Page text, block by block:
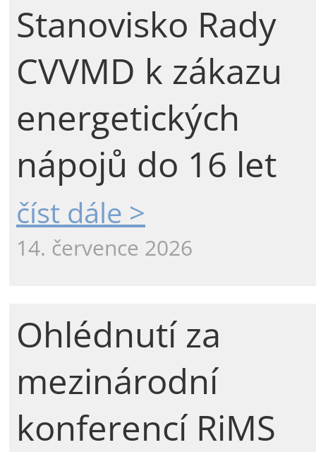
Stanovisko Rady
CVVMD k zákazu
energetických
nápojů do 16 let
číst dále >
14. července 2026
Ohlédnutí za
mezinárodní
konferencí RiMS